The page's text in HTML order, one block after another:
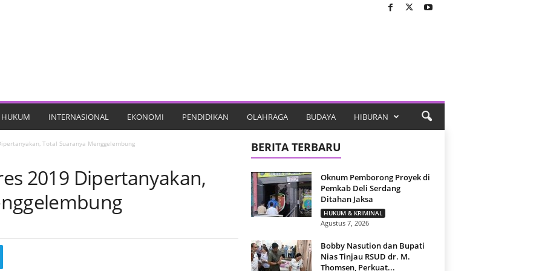
HUKUM INTERNASIONAL EKONOMI PENDIDIKAN OLAHRAGA BUDAYA HIBURAN
Total Suaranya Menggelembung
2019 Dipertanyakan,
BERITA TERBARU
Oknum Pemborong Proyek di
Pemkab Deli Serdang
Ditahan Jaksa
HUKUM & KRIMINAL
Agustus 7, 2026
Bobby Nasution dan Bupati
Nias Tinjau RSUD dr. M.
Thomsen, Perkuat...